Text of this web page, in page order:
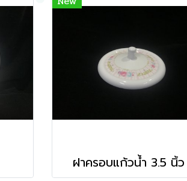
ฝาครอบแก้วน้ำ 3.5 นิ้ว